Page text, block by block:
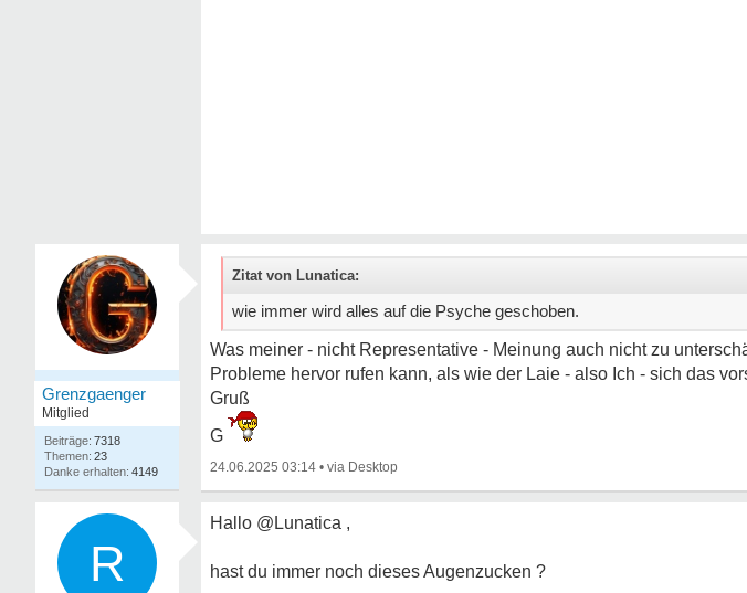
Grenzgaenger
Mitglied
7318
23
4149
Zitat von Lunatica:
wie immer wird alles auf die Psyche geschoben.
Was meiner - nicht Representative - Meinung auch nicht zu
Probleme hervor rufen kann, als wie der Laie - also Ich - sich das
Gruß
G
24.06.2025 03:14 •
R
Hallo @Lunatica ,
hast du immer noch dieses Augenzucken ?